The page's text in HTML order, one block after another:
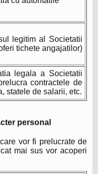
legitim al Societatii
tichete angajatilor)
legala a Societatii
contractele de
statele de salarii, etc.
personal
vor fi prelucrate de
mai sus vor acoperi